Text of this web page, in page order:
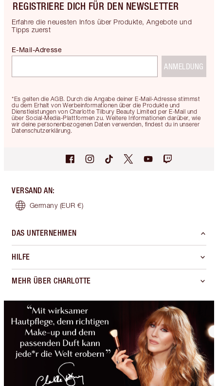
REGISTRIERE DICH FÜR DEN NEWSLETTER
Erfahre die neuesten Infos über Produkte, Angebote und
Tipps zuerst
*Es gelten die AGB. Durch die Angabe deiner E-Mail-Adresse stimmst
du dem Erhalt von Werbeinformationen über die Produkte und
Dienstleistungen von Charlotte Tilbury Beauty Limited per E-Mail und
über Social-Media-Plattformen zu. Weitere Informationen darüber, wie
wir deine personenbezogenen Daten verwenden, findest du in unserer
Datenschutzerklärung.
E-Mail-Adresse
ANMELDUNG
VERSAND AN:
Germany (EUR €)
DAS UNTERNEHMEN
HILFE
MEHR ÜBER CHARLOTTE